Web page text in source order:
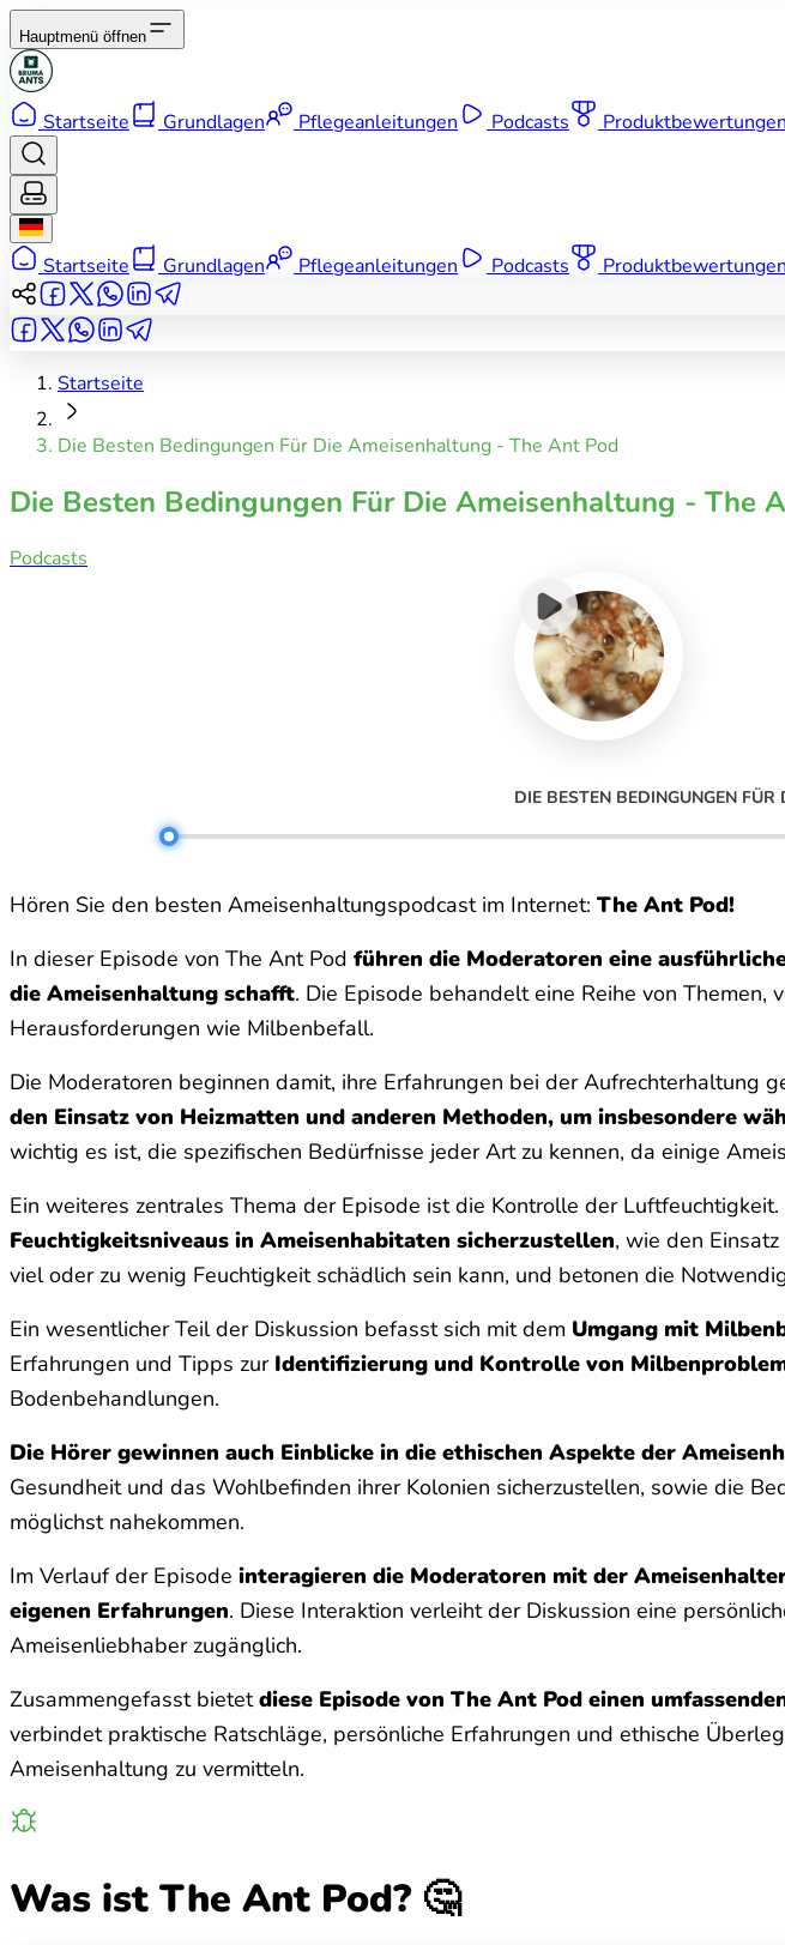
Hauptmenü öffnen
Startseite Grundlagen Pflegeanleitungen Podcasts Produktbewertungen
Startseite Grundlagen Pflegeanleitungen Podcasts Produktbewertungen
Startseite
Die Besten Bedingungen Für Die Ameisenhaltung - The Ant Pod
Die Besten Bedingungen Für Die Ameisenhaltung - The
Podcasts
DIE BESTEN BEDINGUNGEN
Hören Sie den besten Ameisenhaltungspodcast im Internet: The Ant Pod!
In dieser Episode von The Ant Pod führen die Moderatoren eine
die Ameisenhaltung schafft. Die Episode behandelt eine Reihe von
Herausforderungen wie Milbenbefall.
Die Moderatoren beginnen damit, ihre Erfahrungen bei der Aufrechterhaltung
den Einsatz von Heizmatten und anderen Methoden, um insbesondere
wichtig es ist, die spezifischen Bedürfnisse jeder Art zu kennen, da einige
Ein weiteres zentrales Thema der Episode ist die Kontrolle der
Feuchtigkeitsniveaus in Ameisenhabitaten sicherzustellen, wie den
viel oder zu wenig Feuchtigkeit schädlich sein kann, und betonen die
Ein wesentlicher Teil der Diskussion befasst sich mit dem Umgang mit
Erfahrungen und Tipps zur Identifizierung und Kontrolle von
Bodenbehandlungen.
Die Hörer gewinnen auch Einblicke in die ethischen Aspekte der
Gesundheit und das Wohlbefinden ihrer Kolonien sicherzustellen, sowie die
möglichst nahekommen.
Im Verlauf der Episode interagieren die Moderatoren mit der
eigenen Erfahrungen. Diese Interaktion verleiht der Diskussion eine
Ameisenliebhaber zugänglich.
Zusammengefasst bietetdiese Episode von The Ant Pod einen
verbindet praktische Ratschläge, persönliche Erfahrungen und ethische
Ameisenhaltung zu vermitteln.
Was ist The Ant Pod? 🤔